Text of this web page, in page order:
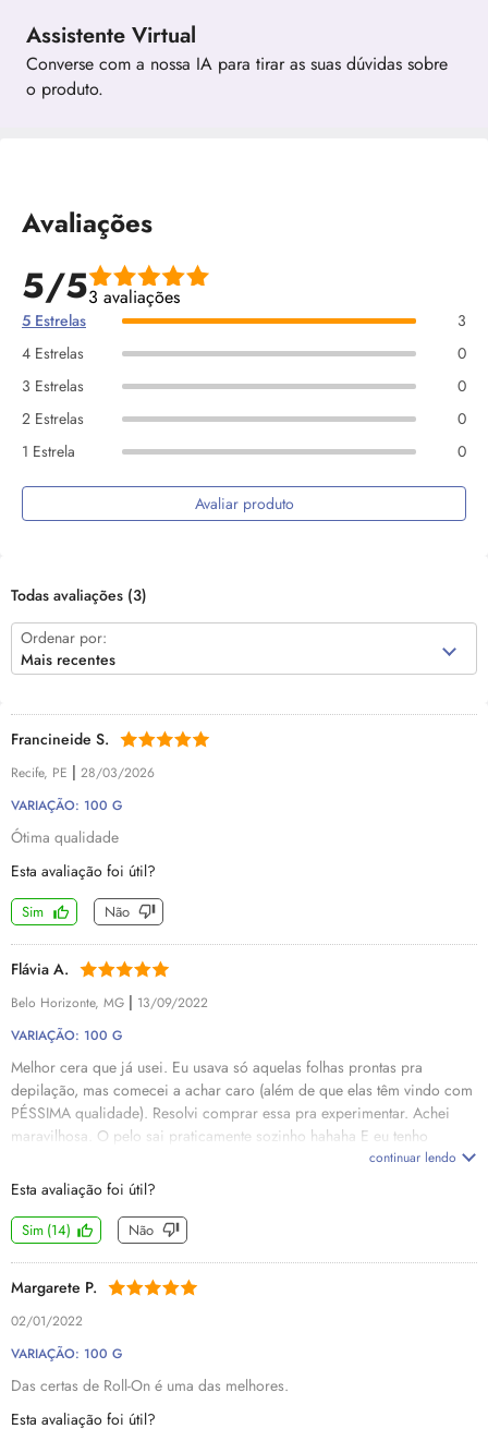
Assistente Virtual
Converse com a nossa IA para tirar as suas dúvidas sobre
o produto.
Avaliações
5/53 avaliações
5 Estrelas
3
4 Estrelas
0
3 Estrelas
0
2 Estrelas
0
1 Estrela
0
Avaliar produto
Todas avaliações (3)
Ordenar por:
Mais recentes
Francineide S.
Recife, PE | 28/03/2026
VARIAÇÃO: 100 G
Ótima qualidade
Esta avaliação foi útil?
Sim Não
Flávia A.
Belo Horizonte, MG | 13/09/2022
VARIAÇÃO: 100 G
Melhor cera que já usei. Eu usava só aquelas folhas prontas pra
depilação, mas comecei a achar caro (além de que elas têm vindo com
PÉSSIMA qualidade). Resolvi comprar essa pra experimentar. Achei
maravilhosa. O pelo sai praticamente sozinho hahaha E eu tenho
esquentado ela em banho maria, colocando dentro de uma vasilha de
esquentar leite (aquelas mais estreitinhas, que aí eu consigo colocar a
cera em pé), com água 1 dedo abaixo da tampa. Funciona
perfeitamente e não preciso comprar aquele aparelho próprio pra
esquentar, que não é muito barato.
continuar lendo
Esta avaliação foi útil?
Sim (14) Não
Margarete P.
02/01/2022
VARIAÇÃO: 100 G
Das certas de Roll-On é uma das melhores.
Esta avaliação foi útil?